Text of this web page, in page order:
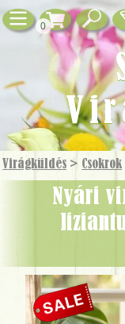
0
Virágküldés > Csokrok
Nyári virágok bádog tálban